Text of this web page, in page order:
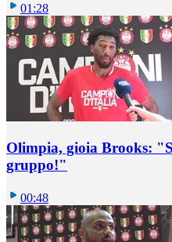
01:28
Olimpia, gioia Brooks:
gruppo!"
00:48